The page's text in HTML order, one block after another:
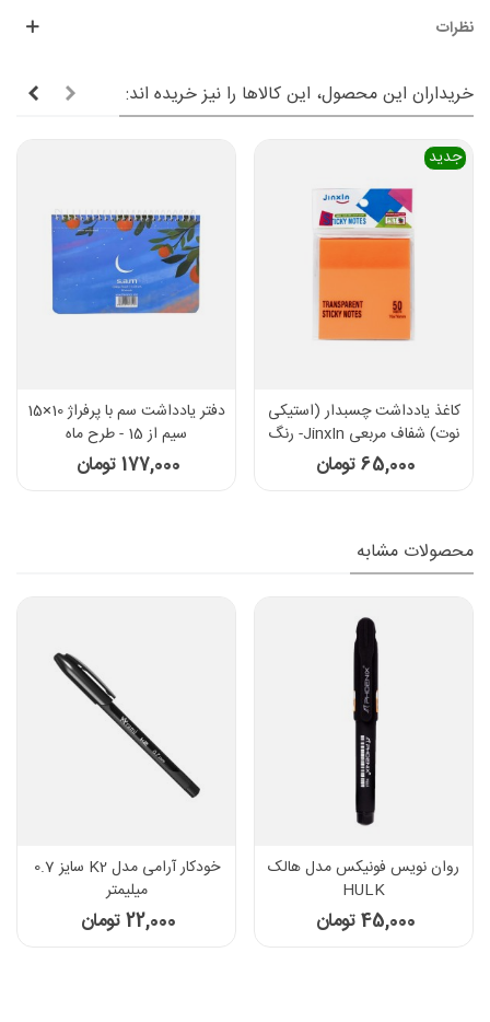
نظرات
خریداران این محصول، این کالاها را نیز خریده اند:
جدید
کاغذ یادداشت چسبدار (استیکی
نوت) شفاف مربعی JinxIn- رنگ
نارنجی
65,000 تومان
دفتر یادداشت سم با پرفراژ 10×15
سیم از 15 - طرح ماه
177,000 تومان
محصولات مشابه
روان نویس فونیکس مدل هالک
HULK
45,000 تومان
خودکار آرامی مدل K2 سایز 0.7
میلیمتر
22,000 تومان